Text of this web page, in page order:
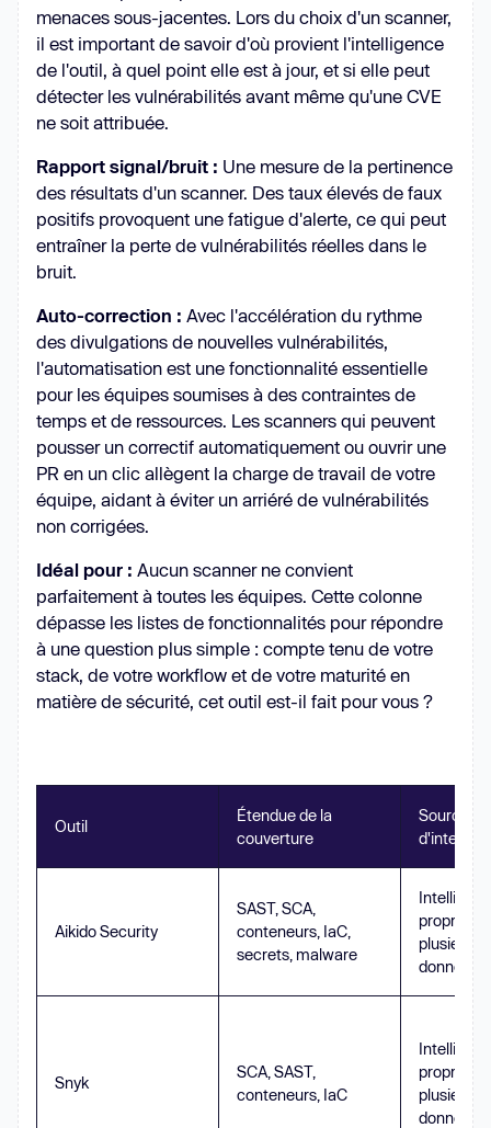
menaces sous-jacentes. Lors du choix d'un scanner,
il est important de savoir d'où provient l'intelligence
de l'outil, à quel point elle est à jour, et si elle peut
détecter les vulnérabilités avant même qu'une CVE
ne soit attribuée.
Rapport signal/bruit : Une mesure de la pertinence
des résultats d'un scanner. Des taux élevés de faux
positifs provoquent une fatigue d'alerte, ce qui peut
entraîner la perte de vulnérabilités réelles dans le
bruit.
Auto-correction : Avec l'accélération du rythme
des divulgations de nouvelles vulnérabilités,
l'automatisation est une fonctionnalité essentielle
pour les équipes soumises à des contraintes de
temps et de ressources. Les scanners qui peuvent
pousser un correctif automatiquement ou ouvrir une
PR en un clic allègent la charge de travail de votre
équipe, aidant à éviter un arriéré de vulnérabilités
non corrigées.
Idéal pour : Aucun scanner ne convient
parfaitement à toutes les équipes. Cette colonne
dépasse les listes de fonctionnalités pour répondre
à une question plus simple : compte tenu de votre
stack, de votre workflow et de votre maturité en
matière de sécurité, cet outil est-il fait pour vous ?
Outil
Étendue de la
couverture
Sources
Aikido Security
SAST, SCA,
conteneurs, IaC,
secrets, malware
plusieurs
données
Snyk
SCA, SAST,
conteneurs, IaC
plusieurs
données